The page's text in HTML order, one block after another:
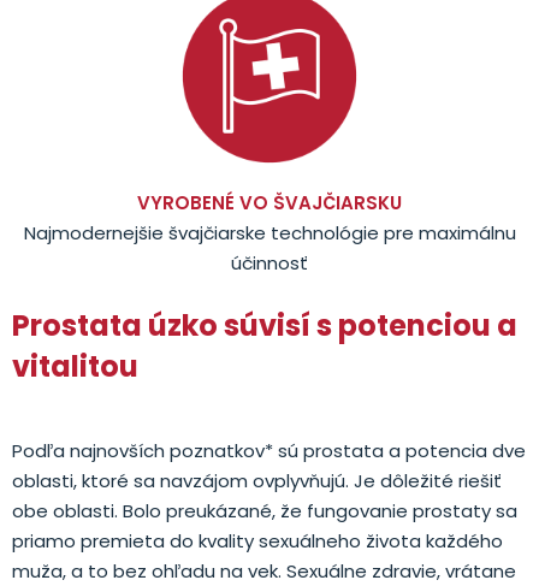
VYROBENÉ VO ŠVAJČIARSKU
Najmodernejšie švajčiarske technológie pre maximálnu
účinnosť
Prostata úzko súvisí s potenciou a
vitalitou
Podľa najnovších poznatkov* sú prostata a potencia dve
oblasti, ktoré sa navzájom ovplyvňujú. Je dôležité riešiť
obe oblasti. Bolo preukázané, že fungovanie prostaty sa
priamo premieta do kvality sexuálneho života každého
muža, a to bez ohľadu na vek. Sexuálne zdravie, vrátane